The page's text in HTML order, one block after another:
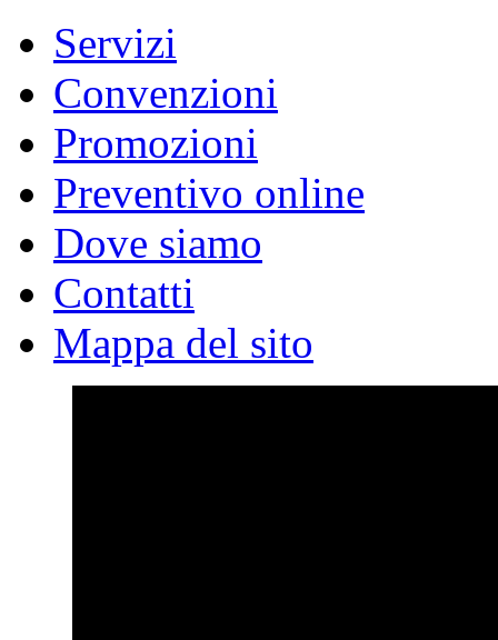
Servizi
Convenzioni
Promozioni
Preventivo online
Dove siamo
Contatti
Mappa del sito